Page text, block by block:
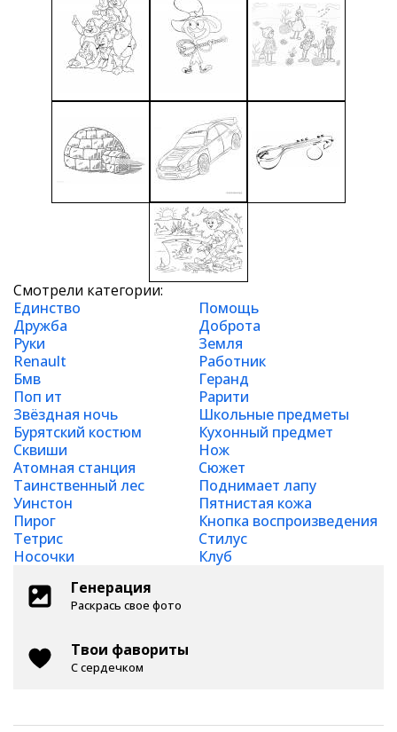
Смотрели категории:
Единство
Помощь
Дружба
Доброта
Руки
Земля
Renault
Работник
Бмв
Геранд
Поп ит
Рарити
Звёздная ночь
Школьные предметы
Бурятский костюм
Кухонный предмет
Сквиши
Нож
Атомная станция
Сюжет
Таинственный лес
Поднимает лапу
Уинстон
Пятнистая кожа
Пирог
Кнопка воспроизведения
Тетрис
Стилус
Носочки
Клуб
Генерация
Раскрась свое фото
Твои фавориты
С сердечком